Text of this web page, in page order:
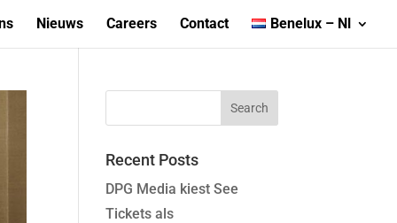
Nieuws Careers Contact Benelux – Nl
Recent Posts
DPG Media kiest See
Tickets als